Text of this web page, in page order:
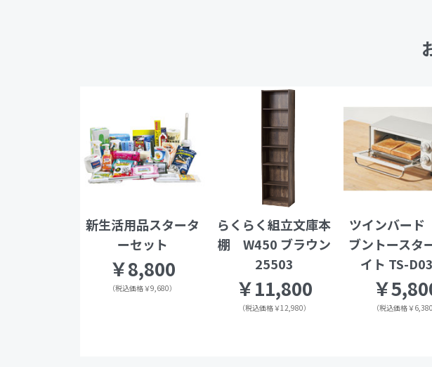
新生活用品スタータ
ーセット
￥8,800
（税込価格￥9,680）
らくらく組立文庫本
棚 W450 ブラウン
25503
￥11,800
（税込価格￥12,980）
ツインバー
ブントースタ
イト TS-
￥
（税込価格￥6,380